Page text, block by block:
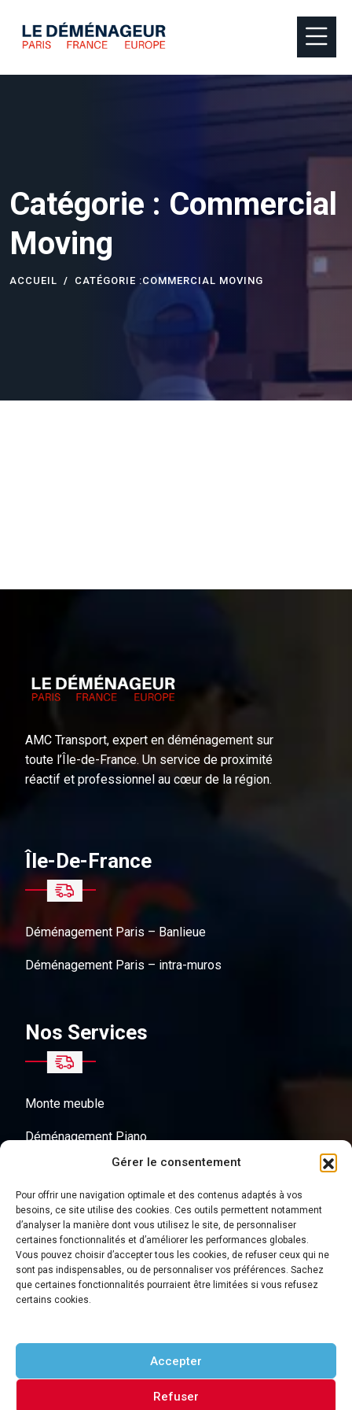
Gérer le consentement
Pour offrir une navigation optimale et des contenus adaptés à vos
besoins, ce site utilise des cookies. Ces outils permettent notamment
d’analyser la manière dont vous utilisez le site, de personnaliser
certaines fonctionnalités et d’améliorer les performances globales.
Vous pouvez choisir d’accepter tous les cookies, de refuser ceux qui ne
sont pas indispensables, ou de personnaliser vos préférences. Sachez
que certaines fonctionnalités pourraient être limitées si vous refusez
certains cookies.
Accepter
Refuser
Catégorie : Commercial
Moving
ACCUEIL CATÉGORIE :COMMERCIAL MOVING
AMC Transport, expert en déménagement sur
toute l’Île-de-France. Un service de proximité
réactif et professionnel au cœur de la région.
Île-De-France
Déménagement Paris – Banlieue
Déménagement Paris – intra-muros
Nos Services
Monte meuble
Déménagement Piano
Transport de Coffre fort
Cartons de déménagement
Autres Liens